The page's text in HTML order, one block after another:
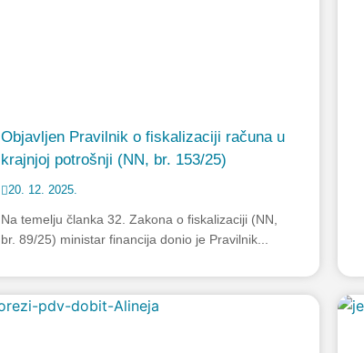
Objavljen Pravilnik o fiskalizaciji računa u
krajnjoj potrošnji (NN, br. 153/25)
20. 12. 2025.
Na temelju članka 32. Zakona o fiskalizaciji (NN,
br. 89/25) ministar financija donio je Pravilnik...